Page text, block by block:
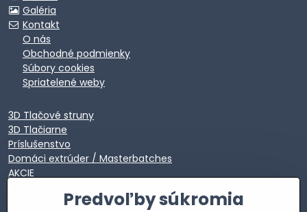
Galéria
Kontakt
O nás
Obchodné podmienky
Súbory cookies
Spriatelené weby
3D Tlačové struny
3D Tlačiarne
Príslušenstvo
Domáci extrúder / Masterbatches
AKCIE
Predvoľby súkromia